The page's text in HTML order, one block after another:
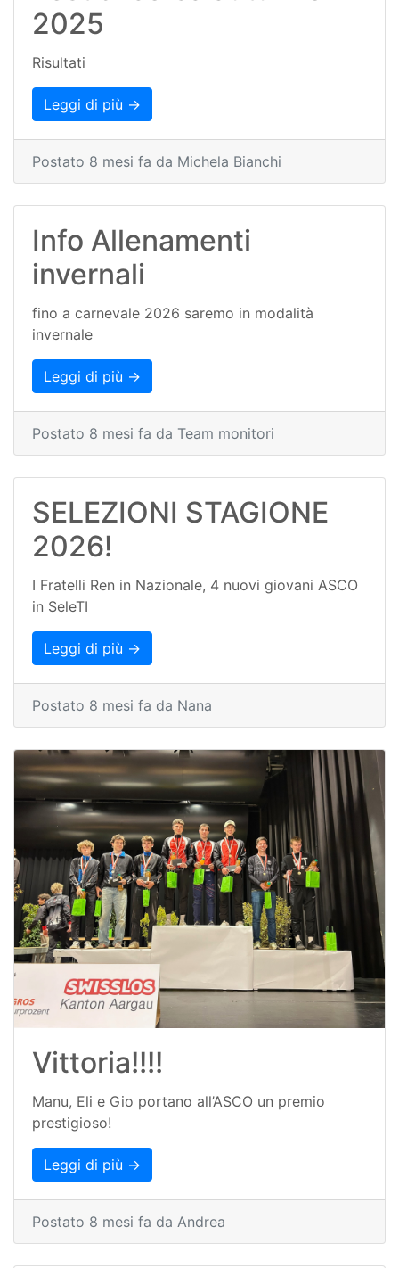
2025
Risultati
Leggi di più →
Postato 8 mesi fa da Michela Bianchi
Info Allenamenti
invernali
fino a carnevale 2026 saremo in modalità
invernale
Leggi di più →
Postato 8 mesi fa da Team monitori
SELEZIONI STAGIONE
2026!
I Fratelli Ren in Nazionale, 4 nuovi giovani ASCO
in SeleTI
Leggi di più →
Postato 8 mesi fa da Nana
Vittoria!!!!
Manu, Eli e Gio portano all’ASCO un premio
prestigioso!
Leggi di più →
Postato 8 mesi fa da Andrea